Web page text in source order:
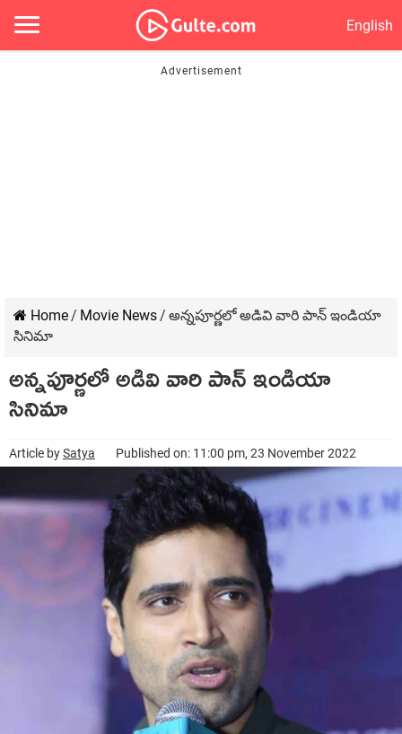
English
Home/ Movie News/ అన్నపూర్ణలో అడివి వారి పాన్ ఇండియా
సినిమా
అన్నపూర్ణలో అడివి వారి పాన్ ఇండియా
సినిమా
Article bySatya Published on: 11:00 pm, 23 November 2022